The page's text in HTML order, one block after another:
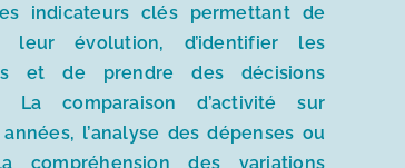
indicateurs clés permettant de
leur évolution, d’identifier les
et de prendre des décisions
La comparaison d’activité sur
l’analyse des dépenses ou
compréhension des variations